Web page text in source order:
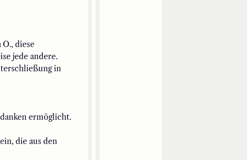
O., diese
jede andere.
in
ermöglicht.
, die aus den